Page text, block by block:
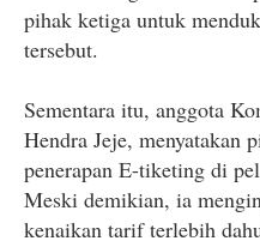
pihak ketiga untuk
tersebut.
Sementara itu, anggota
Hendra Jeje, menyatakan
penerapan E-tiketing di
Meski demikian, ia
kenaikan tarif terlebih